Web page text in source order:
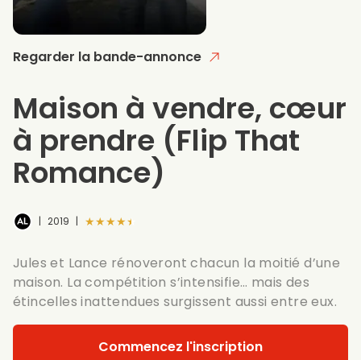
Regarder la bande-annonce
Maison à vendre, cœur
à prendre (Flip That
Romance)
| 2019 | ★★★★★
Jules et Lance rénoveront chacun la moitié d’une
maison. La compétition s’intensifie… mais des
étincelles inattendues surgissent aussi entre eux.
Commencez l'inscription